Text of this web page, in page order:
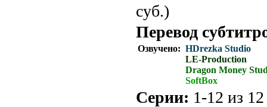
суб.)
Перевод
Озвучено: HDrezka Studio
LE-Production
Dragon Money
SoftBox
Серии: 1-12 из